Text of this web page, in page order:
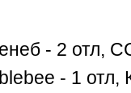
- 2 отл,
- 1 отл,